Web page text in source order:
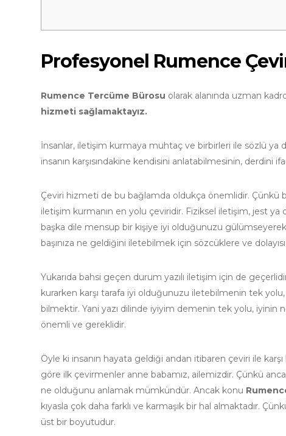
Profesyonel Rumence
Rumence Tercüme Bürosu olarak alanında uzman
hizmeti sağlamaktayız.
İnsanlar, iletişim kurmaya muhtaç ve birbirleri ile sözlü ya
insanın karşısındakine kendisini anlatabilmesinin, derdini
Çeviri hizmeti de bu bağlamda oldukça önemlidir. Çünkü
iletişim kurmanın en yolu çeviridir. Fiziksel iletişim, jest ya
başka dile mensup bir kişiye iyi olduğunuzu
başınıza ne geldiğini iletebilmek için sözcüklere ve
Yukarıda bahsi geçen durum yazılı iletişim için de
kurarken karşı tarafa iyi olduğunuzu iletebilmenin tek yolu,
bilmektir. Yani yazı dilinde iyiyim demenin tek yolu,
önemli ve gereklidir.
Öyle ki insanın hayata geldiği andan itibaren çeviri ile
göre ilk çevirmenler anne babamız, ailemizdir. Çünkü
ne olduğunu anlamak mümkündür. Ancak konu
kıyasla çok daha farklı ve karmaşık bir hal almaktadır.
üst bir boyutudur.